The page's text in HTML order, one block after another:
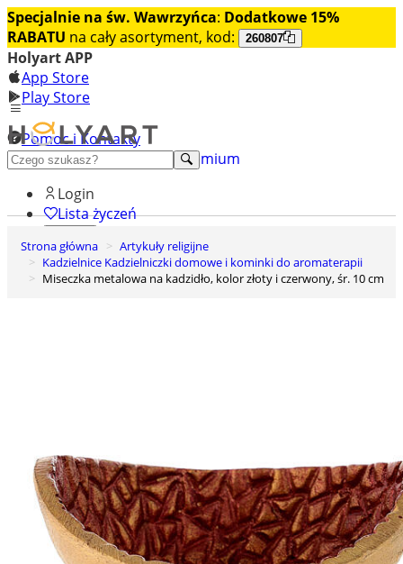
Specjalnie na św. Wawrzyńca: Dodatkowe 15%
RABATU na cały asortyment, kod: 260807
Holyart APP
App Store
Play Store
Pomoc i Kontakty
+48 222 922 860
Odkryj premium
Login
Lista życzeń
0
Koszyk
Strona główna
Artykuły religijne
Kadzielnice Kadzielniczki domowe i kominki do aromaterapii
Miseczka metalowa na kadzidło, kolor złoty i czerwony, śr. 10 cm